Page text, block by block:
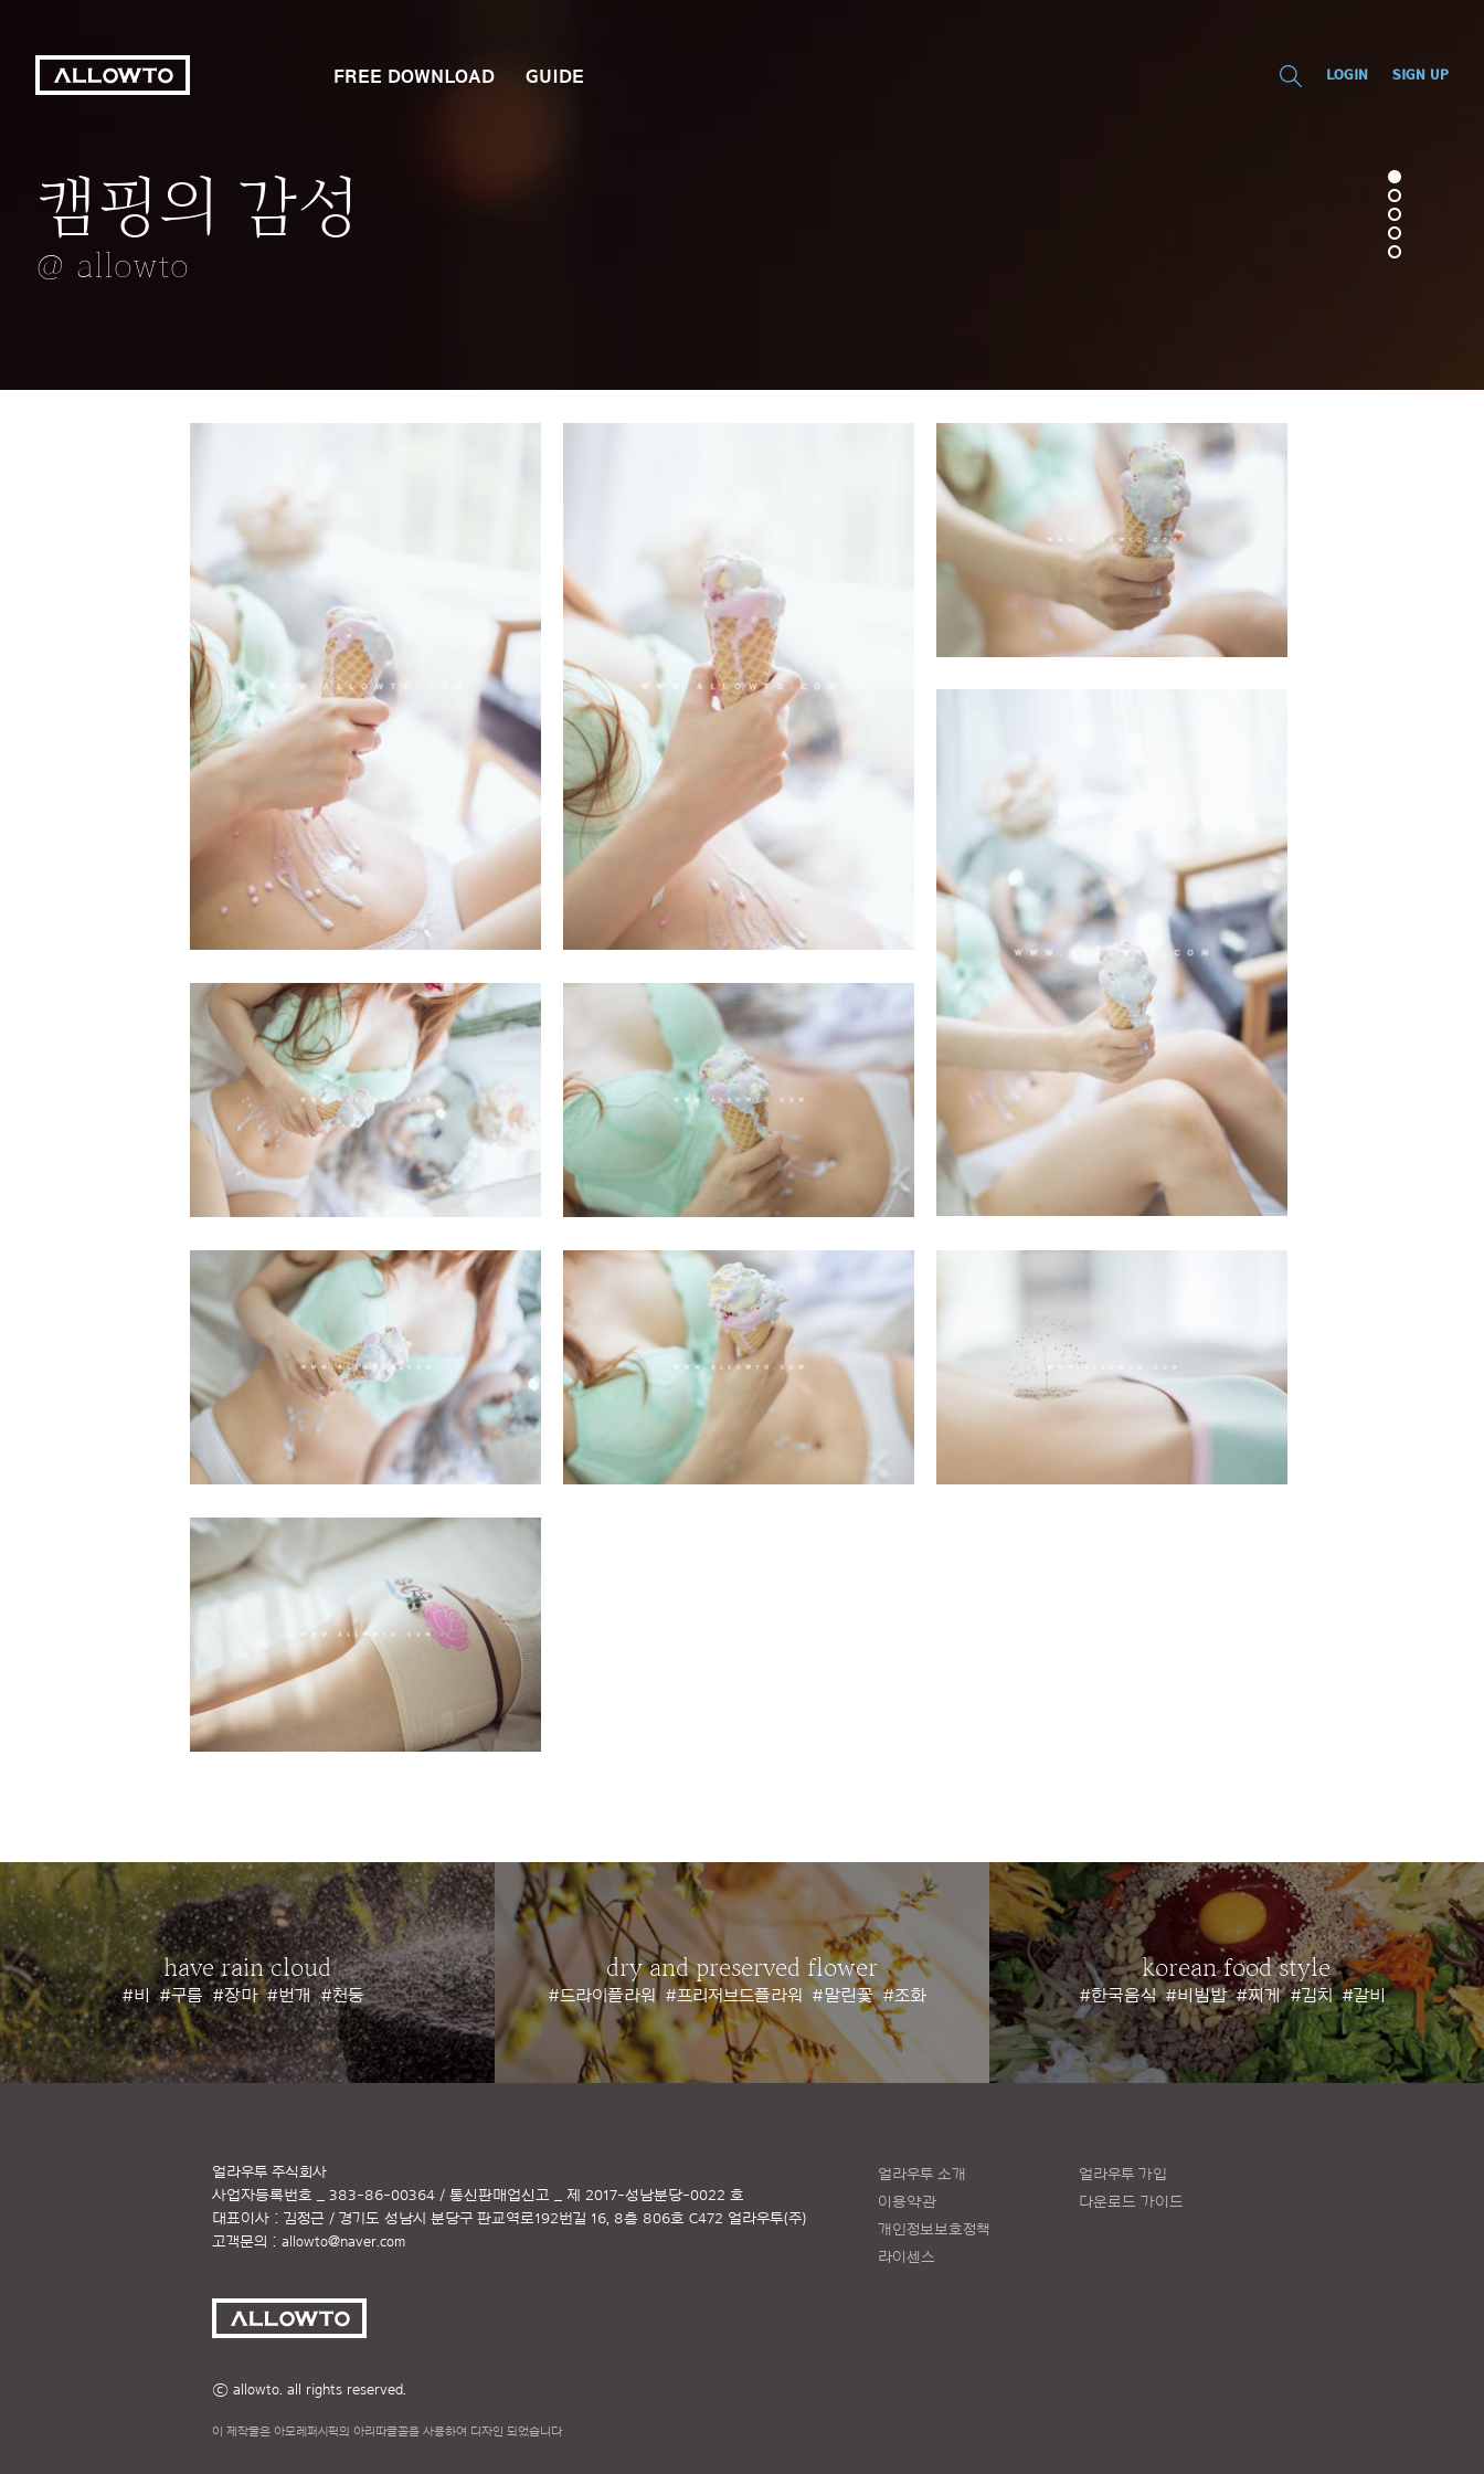
FREE DOWNLOAD GUIDE LOGIN SIGN UP
캠핑의 감성
@ allowto
울긋불긋 단풍나무
@ allowto
보케
@ allowto
라벤더
@ allowto
넌 내꺼야
@ allowto
have rain cloud
#비 #구름 #장마 #번개 #천둥
dry and preserved flower
#드라이플라워 #프리저브드플라워 #말린꽃 #조화
korean food style
#한국음식 #비빔밥 #찌게 #김치 #갈비
얼라우투 소개
이용약관
개인정보보호정책
라이센스
얼라우투 가입
다운로드 가이드
얼라우투 주식회사
사업자등록번호 _ 383-86-00364 / 통신판매업신고 _ 제 2017-성남분당-0022 호
대표이사 : 김정근 / 경기도 성남시 분당구 판교역로192번길 16, 8층 806호 C472 얼라우투(주)
고객문의 : allowto@naver.com
ⓒ allowto. all rights reserved.
이 제작물은 아모레퍼시픽의 아리따글꼴을 사용하여 디자인 되었습니다